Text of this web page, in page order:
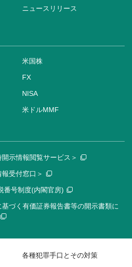
ニュースリリース
米国株
FX
NISA
米ドルMMF
示情報閲覧サービス＞
受付窓口＞
番号制度(内閣官房)
づく有価証券報告書等の開示書類に
各種犯罪手口とその対策